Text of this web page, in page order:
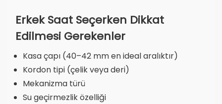
Erkek Saat Seçerken Dikkat
Edilmesi Gerekenler
Kasa çapı (40–42 mm en ideal aralıktır)
Kordon tipi (çelik veya deri)
Mekanizma türü
Su geçirmezlik özelliği